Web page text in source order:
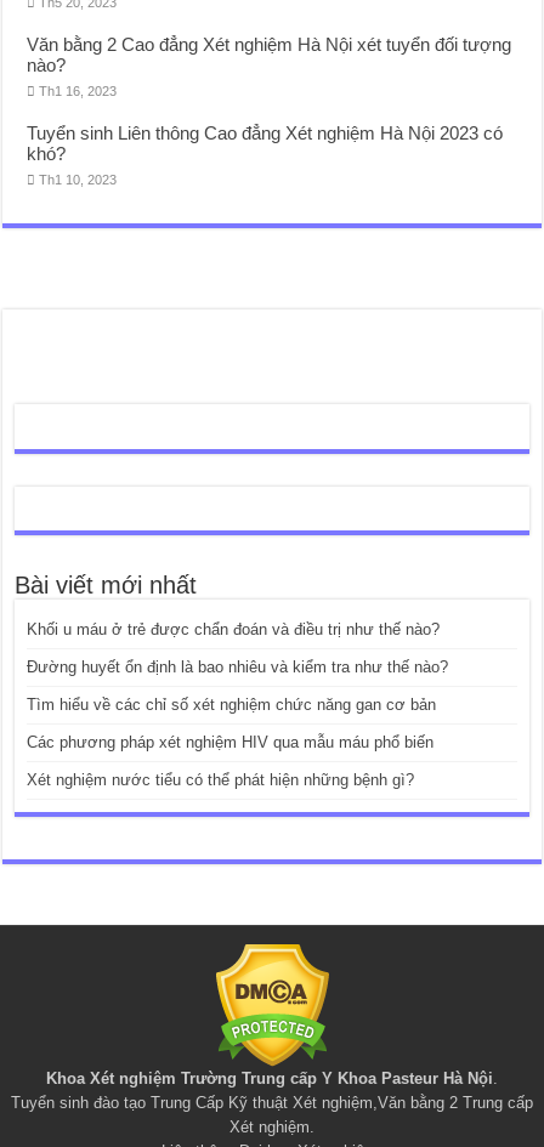
Văn bằng 2 Cao đẳng Xét nghiệm Hà Nội xét tuyển đối tượng
nào?
Th1 16, 2023
Tuyển sinh Liên thông Cao đẳng Xét nghiệm Hà Nội 2023 có
khó?
Th1 10, 2023
Bài viết mới nhất
Khối u máu ở trẻ được chẩn đoán và điều trị như thế nào?
Đường huyết ổn định là bao nhiêu và kiểm tra như thế nào?
Tìm hiểu về các chỉ số xét nghiệm chức năng gan cơ bản
Các phương pháp xét nghiệm HIV qua mẫu máu phổ biến
Xét nghiệm nước tiểu có thể phát hiện những bệnh gì?
Khoa Xét nghiệm Trường Trung cấp Y Khoa Pasteur Hà Nội.
Tuyển sinh đào tạo Trung Cấp Kỹ thuật Xét nghiệm,Văn bằng 2 Trung cấp
Xét nghiệm.